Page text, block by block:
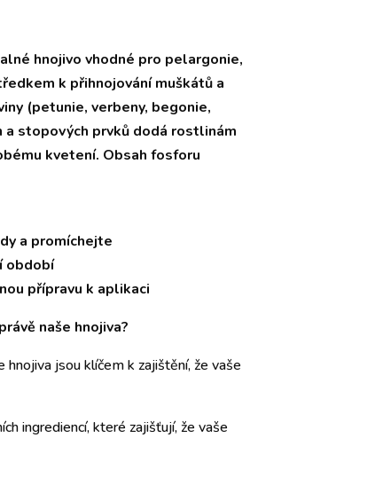
hnojivo vhodné pro pelargonie,
k přihnojování muškátů a
(petunie, verbeny, begonie,
a stopových prvků dodá rostlinám
kvetení. Obsah fosforu
a promíchejte
období
přípravu k aplikaci
naše hnojiva?
jsou klíčem k zajištění, že vaše
ingrediencí, které zajišťují, že vaše